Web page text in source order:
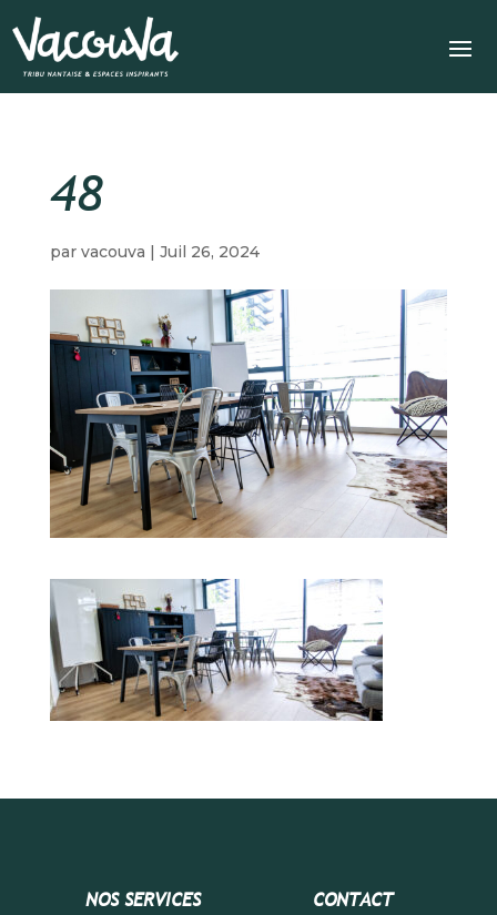
48
par vacouva Juil 26, 2024
NOS SERVICES CONTACT